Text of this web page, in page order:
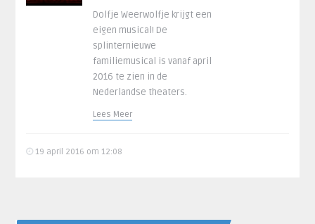
Dolfje Weerwolfje krijgt een
eigen musical! De
splinternieuwe
familiemusical is vanaf april
2016 te zien in de
Nederlandse theaters.
Lees Meer
19 april 2016 om 12:08